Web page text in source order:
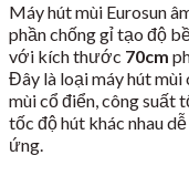
Máy hút mùi Eurosun
phần chống gỉ tạo độ
với kích thước 70cm
Đây là loại máy hút mùi
mùi cổ điển, công suất
tốc độ hút khác nhau
ứng.